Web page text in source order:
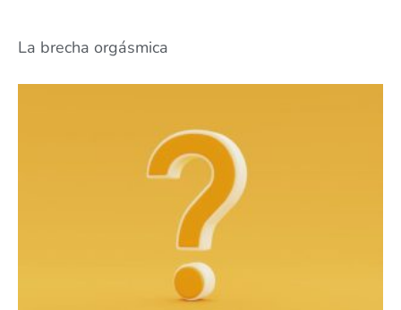
La brecha orgásmica